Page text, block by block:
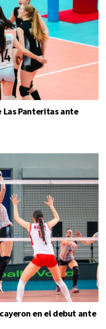
Las Panteritas ante
en el debut ante